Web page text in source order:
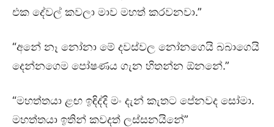
එක දේවල් කවලා මාව මහත් කරවනවා.”
“අනේ නෑ නෝනා මේ දවස්වල නෝනගෙයි බබාගෙයි
දෙන්නගෙම පෝෂණය ගැන හිතන්න ඕනනේ.”
“මහත්තයා ළඟ ඉඳිද්දි මං දැන් කැතට පේනවද සෝමා.
මහත්තයා ඉතින් කවදත් ලස්සනයිනේ”